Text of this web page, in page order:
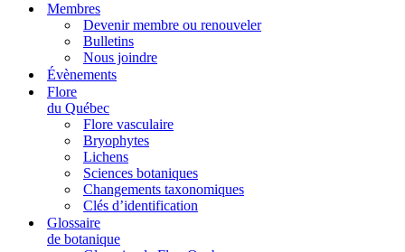
Membres
Devenir membre ou renouveler
Bulletins
Nous joindre
Évènements
Flore
du Québec
Flore vasculaire
Bryophytes
Lichens
Sciences botaniques
Changements taxonomiques
Clés d’identification
Glossaire
de botanique